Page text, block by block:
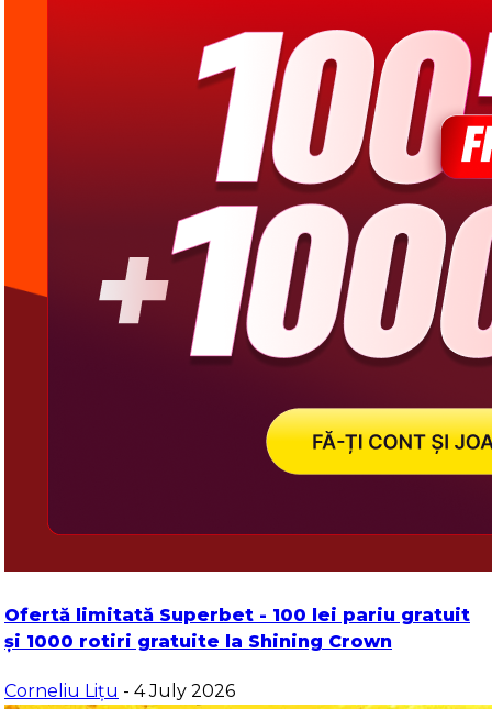
Ofertă limitată Superbet - 100 lei pariu gratuit
și 1000 rotiri gratuite la Shining Crown
Corneliu Lițu - 4 July 2026